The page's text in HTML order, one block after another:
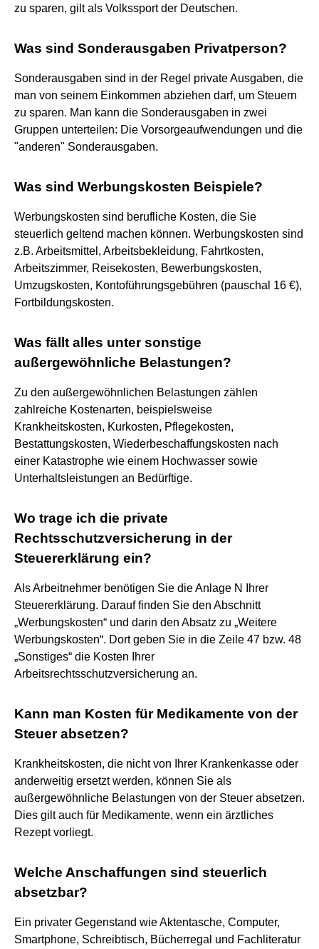
zu sparen, gilt als Volkssport der Deutschen.
Was sind Sonderausgaben Privatperson?
Sonderausgaben sind in der Regel private Ausgaben, die
man von seinem Einkommen abziehen darf, um Steuern
zu sparen. Man kann die Sonderausgaben in zwei
Gruppen unterteilen: Die Vorsorgeaufwendungen und die
"anderen" Sonderausgaben.
Was sind Werbungskosten Beispiele?
Werbungskosten sind berufliche Kosten, die Sie
steuerlich geltend machen können. Werbungskosten sind
z.B. Arbeitsmittel, Arbeitsbekleidung, Fahrtkosten,
Arbeitszimmer, Reisekosten, Bewerbungskosten,
Umzugskosten, Kontoführungsgebühren (pauschal 16 €),
Fortbildungskosten.
Was fällt alles unter sonstige
außergewöhnliche Belastungen?
Zu den außergewöhnlichen Belastungen zählen
zahlreiche Kostenarten, beispielsweise
Krankheitskosten, Kurkosten, Pflegekosten,
Bestattungskosten, Wiederbeschaffungskosten nach
einer Katastrophe wie einem Hochwasser sowie
Unterhaltsleistungen an Bedürftige.
Wo trage ich die private
Rechtsschutzversicherung in der
Steuererklärung ein?
Als Arbeitnehmer benötigen Sie die Anlage N Ihrer
Steuererklärung. Darauf finden Sie den Abschnitt
„Werbungskosten“ und darin den Absatz zu „Weitere
Werbungskosten“. Dort geben Sie in die Zeile 47 bzw. 48
„Sonstiges“ die Kosten Ihrer
Arbeitsrechtsschutzversicherung an.
Kann man Kosten für Medikamente von der
Steuer absetzen?
Krankheitskosten, die nicht von Ihrer Krankenkasse oder
anderweitig ersetzt werden, können Sie als
außergewöhnliche Belastungen von der Steuer absetzen.
Dies gilt auch für Medikamente, wenn ein ärztliches
Rezept vorliegt.
Welche Anschaffungen sind steuerlich
absetzbar?
Ein privater Gegenstand wie Aktentasche, Computer,
Smartphone, Schreibtisch, Bücherregal und Fachliteratur